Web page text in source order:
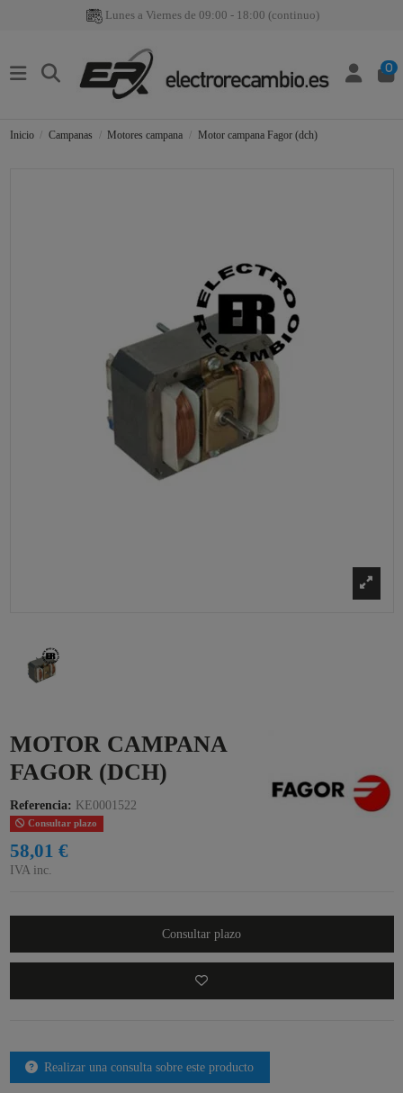
Lunes a Viernes de 09:00 - 18:00 (continuo)
0
Inicio Campanas Motores campana Motor campana Fagor (dch)
MOTOR CAMPANA
FAGOR (DCH)
Referencia: KE0001522
Consultar plazo
58,01 €
IVA inc.
Consultar plazo
Realizar una consulta sobre este producto